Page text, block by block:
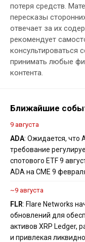
потеря средств.
пересказы
отвечает за их
рекомендует
консультироваться
принимать любые
контента.
Ближайшие
9 августа
ADA: Ожидается, что
требование
спотового ETF 9
ADA на CME 9
~9 августа
FLR: Flare Networks
обновлений для
активов XRP Ledger,
и привлекая